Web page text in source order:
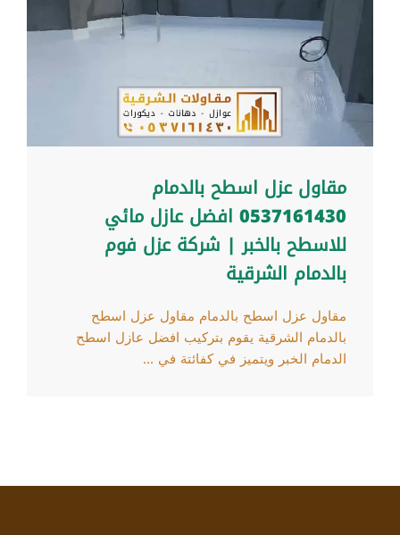
مقاول عزل اسطح بالدمام
0537161430 افضل عازل مائي
للاسطح بالخبر | شركة عزل فوم
بالدمام الشرقية
مقاول عزل اسطح بالدمام مقاول عزل اسطح
بالدمام الشرقية يقوم بتركيب افضل عازل اسطح
الدمام الخبر ويتميز في كفائتة في ...